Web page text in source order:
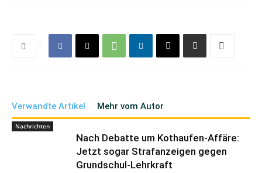
Verwandte Artikel Mehr vom Autor
Nachrichten
Nach Debatte um Kothaufen-Affäre:
Jetzt sogar Strafanzeigen gegen
Grundschul-Lehrkraft